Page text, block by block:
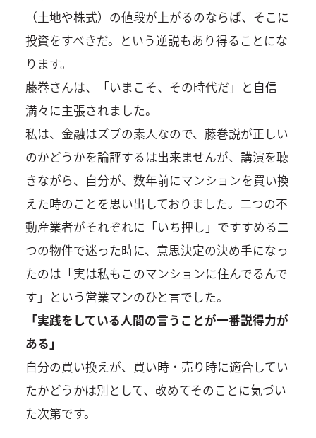
（土地や株式）の値段が上がるのならば、そこに
投資をすべきだ。という逆説もあり得ることにな
ります。
藤巻さんは、「いまこそ、その時代だ」と自信
満々に主張されました。
私は、金融はズブの素人なので、藤巻説が正しい
のかどうかを論評するは出来ませんが、講演を聴
きながら、自分が、数年前にマンションを買い換
えた時のことを思い出しておりました。二つの不
動産業者がそれぞれに「いち押し」ですすめる二
つの物件で迷った時に、意思決定の決め手になっ
たのは「実は私もこのマンションに住んでるんで
す」という営業マンのひと言でした。
「実践をしている人間の言うことが一番説得力が
ある」
自分の買い換えが、買い時・売り時に適合してい
たかどうかは別として、改めてそのことに気づい
た次第です。